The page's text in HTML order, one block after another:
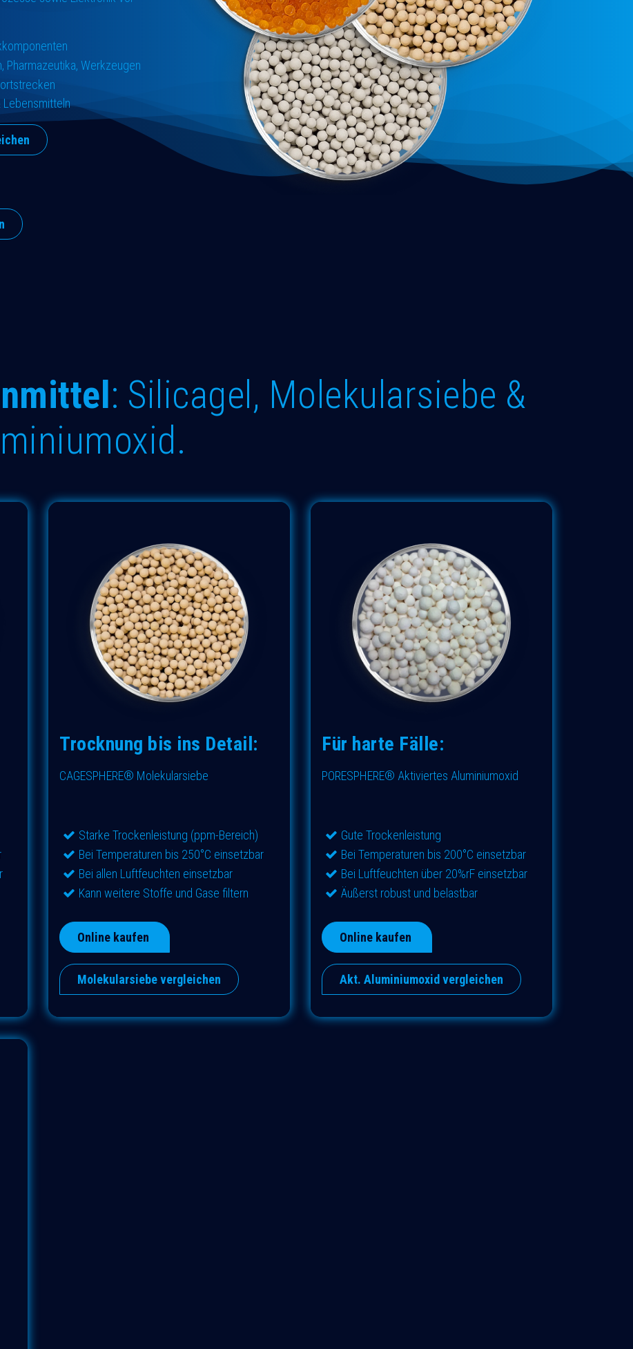
Pharmazeutika, Werkzeugen
Lebensmitteln
: Silicagel, Molekularsiebe &
Trocknung bis ins Detail:
CAGESPHERE® Molekularsiebe
Starke Trockenleistung (ppm-Bereich)
Bei Temperaturen bis 250°C einsetzbar
Bei allen Luftfeuchten einsetzbar
Kann weitere Stoffe und Gase filtern
Online kaufen
Molekularsiebe vergleichen
Für harte Fälle:
PORESPHERE® Aktiviertes Aluminiumoxid
​​Gute Trockenleistung
Bei Temperaturen bis 200°C einsetzbar
Bei Luftfeuchten über 20%rF einsetzbar
​Äußerst robust und belastbar
Online kaufen
Akt. Aluminiumoxid vergleichen